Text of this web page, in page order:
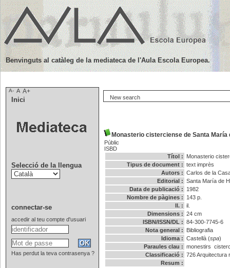
New search
Monasterio cisterciense de Santa María
Públic
ISBD
Títol :
Monasterio
Tipus de document : text imprès
Autors : Carlos de la
Editorial : Santa María de
Data de publicació :
1982
Nombre de pàgines :
143 p.
ll. : il.
Dimensions : 24 cm
ISBN/ISSN/DL : 84-300-7745-6
Nota general :
Bibliografia
Idioma : Castellà (spa)
Paraules clau : monestirs
Classificació : 726Arquitectura
Resum :
Benvinguts al catàleg de la mediateca de l'Aula Escola Europea.
A- A A+
Inici
Selecció de la llengua
connectar-se
accedir al teu compte d'usuari
Has perdut la teva contrasenya ?